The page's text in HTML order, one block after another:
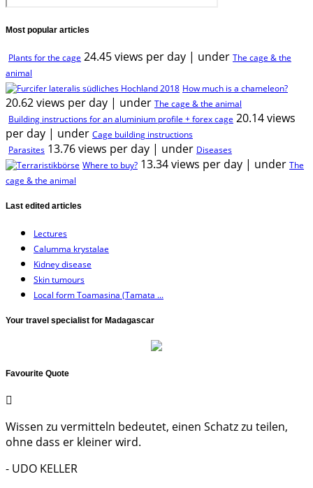
Most popular articles
Plants for the cage 24.45 views per day | under The cage & the
animal
How much is a chameleon?
20.62 views per day | under The cage & the animal
Building instructions for an aluminium profile + forex cage 20.14 views
per day | under Cage building instructions
Parasites 13.76 views per day | under Diseases
Where to buy? 13.34 views per day | under The
cage & the animal
Last edited articles
Lectures
Calumma krystalae
Kidney disease
Skin tumours
Local form Toamasina (Tamata ...
Your travel specialist for Madagascar
Favourite Quote
Wissen zu vermitteln bedeutet, einen Schatz zu teilen,
ohne dass er kleiner wird.
- UDO KELLER